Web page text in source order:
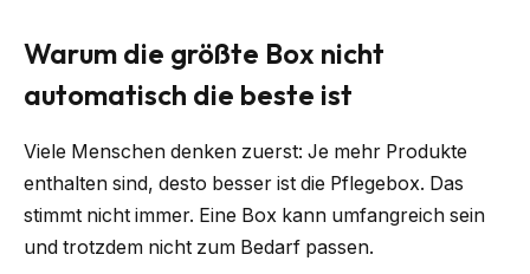
Warum die größte Box nicht
automatisch die beste ist
Viele Menschen denken zuerst: Je mehr Produkte
enthalten sind, desto besser ist die Pflegebox. Das
stimmt nicht immer. Eine Box kann umfangreich sein
und trotzdem nicht zum Bedarf passen.